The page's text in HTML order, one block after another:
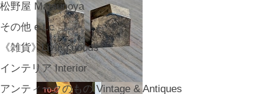
松野屋 Matsunoya
その他 e.t.c
《雑貨》Living goods
インテリア Interior
アンティークのもの Vintage & Antiques